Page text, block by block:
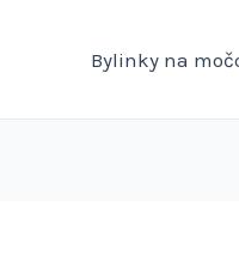
Bylinky na